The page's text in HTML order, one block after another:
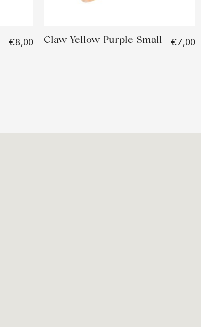
€8,00 Claw Yellow Purple Small €7,00